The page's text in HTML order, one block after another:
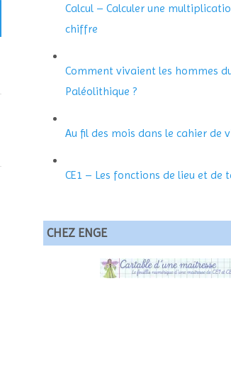
Calcul – Calculer une
chiffre
Comment vivaient les hommes
Paléolithique ?
Au fil des mois dans le cahier de
CE1 – Les fonctions de lieu et de
CHEZ ENGE